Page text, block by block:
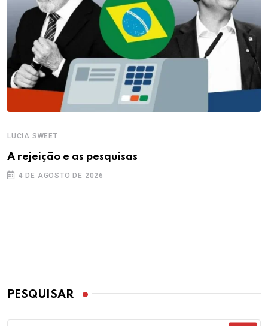
LUCIA SWEET
A rejeição e as pesquisas
4 DE AGOSTO DE 2026
PESQUISAR